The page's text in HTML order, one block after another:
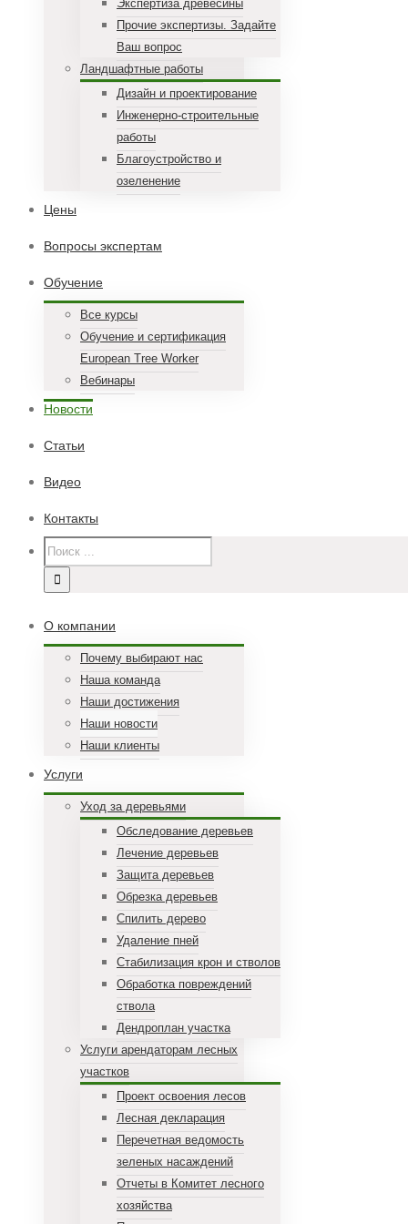
Экспертиза древесины
Прочие экспертизы. Задайте
Ваш вопрос
Ландшафтные работы
Дизайн и проектирование
Инженерно-строительные
работы
Благоустройство и
озеленение
Цены
Вопросы экспертам
Обучение
Все курсы
Обучение и сертификация
European Tree Worker
Вебинары
Новости
Статьи
Видео
Контакты
О компании
Почему выбирают нас
Наша команда
Наши достижения
Наши новости
Наши клиенты
Услуги
Уход за деревьями
Обследование деревьев
Лечение деревьев
Защита деревьев
Обрезка деревьев
Спилить дерево
Удаление пней
Стабилизация крон и стволов
Обработка повреждений
ствола
Дендроплан участка
Услуги арендаторам лесных
участков
Проект освоения лесов
Лесная декларация
Перечетная ведомость
зеленых насаждений
Отчеты в Комитет лесного
хозяйства